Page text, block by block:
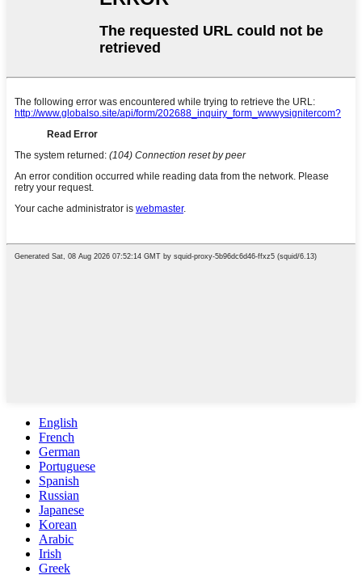
English
French
German
Portuguese
Spanish
Russian
Japanese
Korean
Arabic
Irish
Greek